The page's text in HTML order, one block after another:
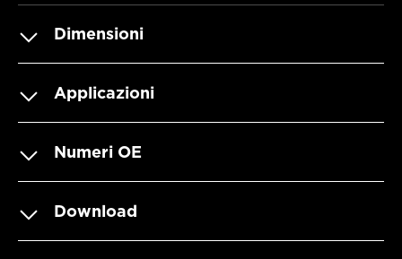
Dimensioni
Applicazioni
Numeri OE
Download